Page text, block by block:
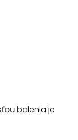
balenia je